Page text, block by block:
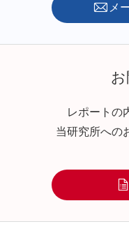
メ
レポートの
当研究所への